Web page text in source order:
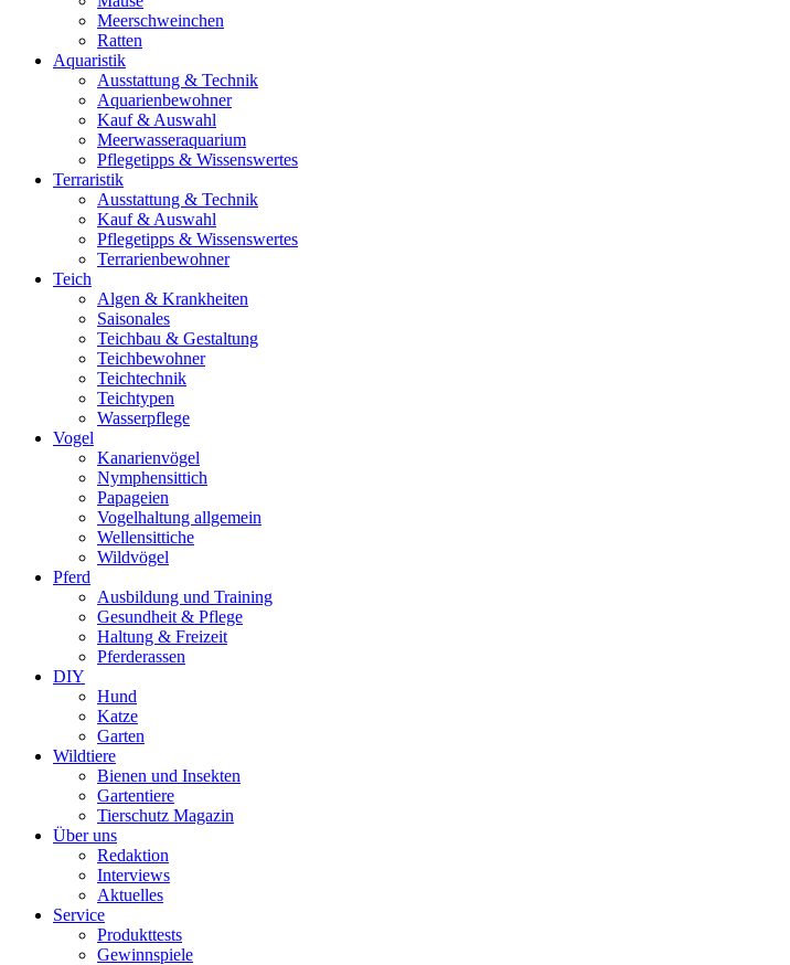
Meerschweinchen
Ratten
Aquaristik
Ausstattung & Technik
Aquarienbewohner
Kauf & Auswahl
Meerwasseraquarium
Pflegetipps & Wissenswertes
Terraristik
Ausstattung & Technik
Kauf & Auswahl
Pflegetipps & Wissenswertes
Terrarienbewohner
Teich
Algen & Krankheiten
Saisonales
Teichbau & Gestaltung
Teichbewohner
Teichtechnik
Teichtypen
Wasserpflege
Vogel
Kanarienvögel
Nymphensittich
Papageien
Vogelhaltung allgemein
Wellensittiche
Wildvögel
Pferd
Ausbildung und Training
Gesundheit & Pflege
Haltung & Freizeit
Pferderassen
DIY
Hund
Katze
Garten
Wildtiere
Bienen und Insekten
Gartentiere
Tierschutz Magazin
Über uns
Redaktion
Interviews
Aktuelles
Service
Produkttests
Gewinnspiele